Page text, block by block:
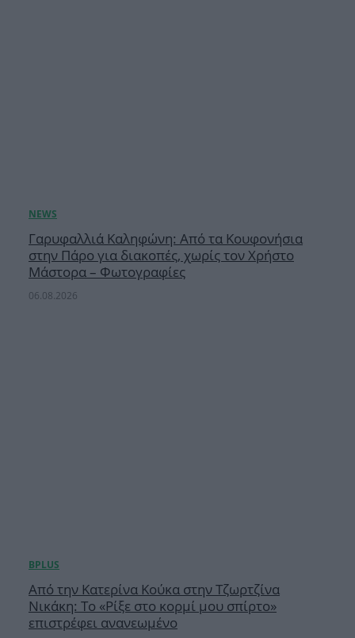
Γαρυφαλλιά Καληφώνη: Από τα Κουφονήσια
στην Πάρο για διακοπές, χωρίς τον Χρήστο
Μάστορα – Φωτογραφίες
06.08.2026
Από την Κατερίνα Κούκα στην Τζωρτζίνα
Νικάκη: Το «Ρίξε στο κορμί μου σπίρτο»
επιστρέφει ανανεωμένο